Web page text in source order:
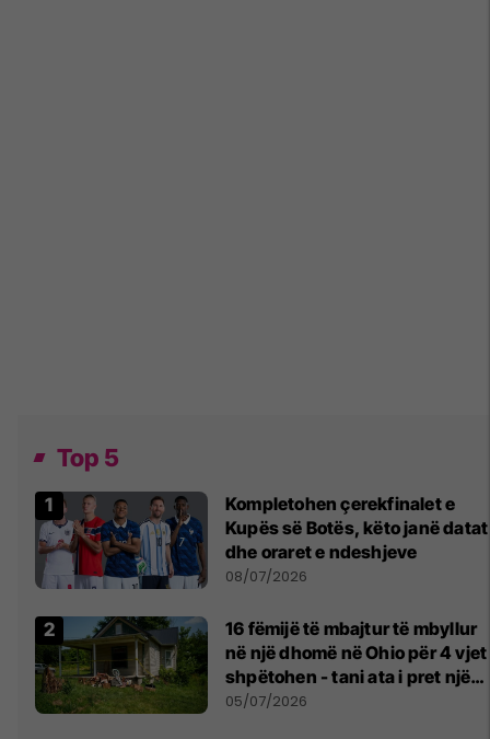
Top 5
Kompletohen çerekfinalet e
Kupës së Botës, këto janë datat
dhe oraret e ndeshjeve
08/07/2026
16 fëmijë të mbajtur të mbyllur
në një dhomë në Ohio për 4 vjet
shpëtohen - tani ata i pret një
sfidë e madhe
05/07/2026